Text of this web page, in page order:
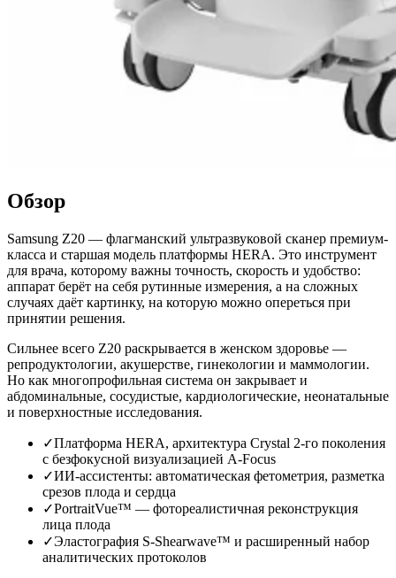
Обзор
Samsung Z20 — флагманский ультразвуковой сканер премиум-
класса и старшая модель платформы HERA. Это инструмент
для врача, которому важны точность, скорость и удобство:
аппарат берёт на себя рутинные измерения, а на сложных
случаях даёт картинку, на которую можно опереться при
принятии решения.
Сильнее всего Z20 раскрывается в женском здоровье —
репродуктологии, акушерстве, гинекологии и маммологии.
Но как многопрофильная система он закрывает и
абдоминальные, сосудистые, кардиологические, неонатальные
и поверхностные исследования.
✓Платформа HERA, архитектура Crystal 2-го поколения
с безфокусной визуализацией A-Focus
✓ИИ-ассистенты: автоматическая фетометрия, разметка
срезов плода и сердца
✓PortraitVue™ — фотореалистичная реконструкция
лица плода
✓Эластография S-Shearwave™ и расширенный набор
аналитических протоколов